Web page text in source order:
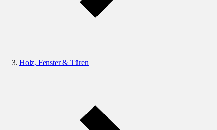
Holz, Fenster & Türen